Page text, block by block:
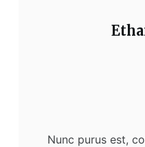
Nunc purus est,